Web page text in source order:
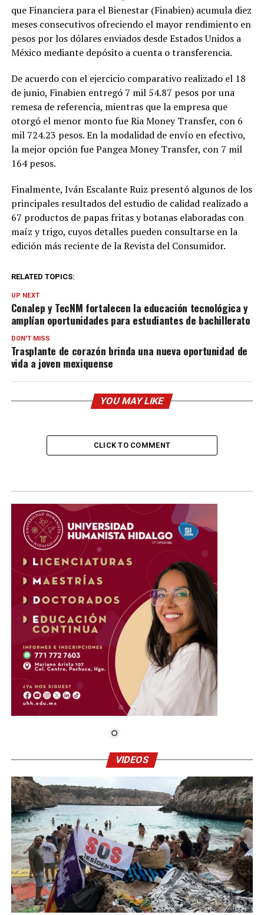
que Financiera para el Bienestar (Finabien) acumula diez
meses consecutivos ofreciendo el mayor rendimiento en
pesos por los dólares enviados desde Estados Unidos a
México mediante depósito a cuenta o transferencia.
De acuerdo con el ejercicio comparativo realizado el 18
de junio, Finabien entregó 7 mil 54.87 pesos por una
remesa de referencia, mientras que la empresa que
otorgó el menor monto fue Ria Money Transfer, con 6
mil 724.23 pesos. En la modalidad de envío en efectivo,
la mejor opción fue Pangea Money Transfer, con 7 mil
164 pesos.
Finalmente, Iván Escalante Ruiz presentó algunos de los
principales resultados del estudio de calidad realizado a
67 productos de papas fritas y botanas elaboradas con
maíz y trigo, cuyos detalles pueden consultarse en la
edición más reciente de la Revista del Consumidor.
RELATED TOPICS:
UP NEXT
Conalep y TecNM fortalecen la educación tecnológica y
amplían oportunidades para estudiantes de bachillerato
DON'T MISS
Trasplante de corazón brinda una nueva oportunidad de
vida a joven mexiquense
YOU MAY LIKE
CLICK TO COMMENT
VIDEOS